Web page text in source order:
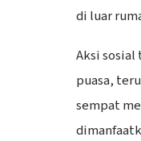
di luar
Aksi
puasa,
sempat